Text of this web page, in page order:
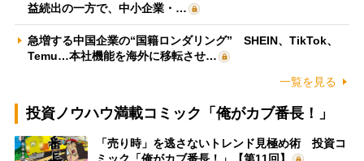
益続出の一方で、中小企業・…
急増する中国企業の“国籍ロンダリング” SHEIN、TikTok、
Temu…本社機能を海外に移転させ…
一覧を見る
投資ノウハウ満載コミック「俺がカブ番長！」
「売り時」を逃さないトレンド見極め術 投資コ
ミック「俺がカブ番長！」【第11回】